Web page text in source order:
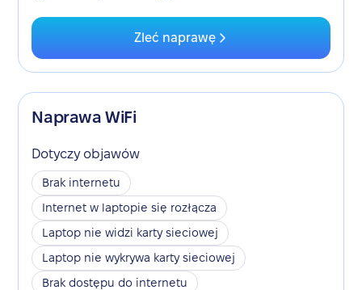
Zleć naprawę
Naprawa WiFi
Dotyczy objawów
Brak internetu
Internet w laptopie się rozłącza
Laptop nie widzi karty sieciowej
Laptop nie wykrywa karty sieciowej
Brak dostępu do internetu